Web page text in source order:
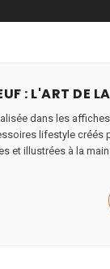
: L'ART DE
dans les
lifestyle
et illustrées à la